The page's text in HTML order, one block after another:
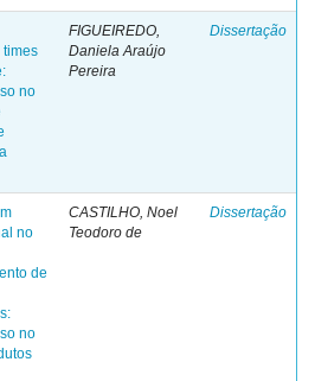
times
no
FIGUEIREDO,
Daniela Araújo
Pereira
Dissertação
no
de
no
CASTILHO, Noel
Teodoro de
Dissertação